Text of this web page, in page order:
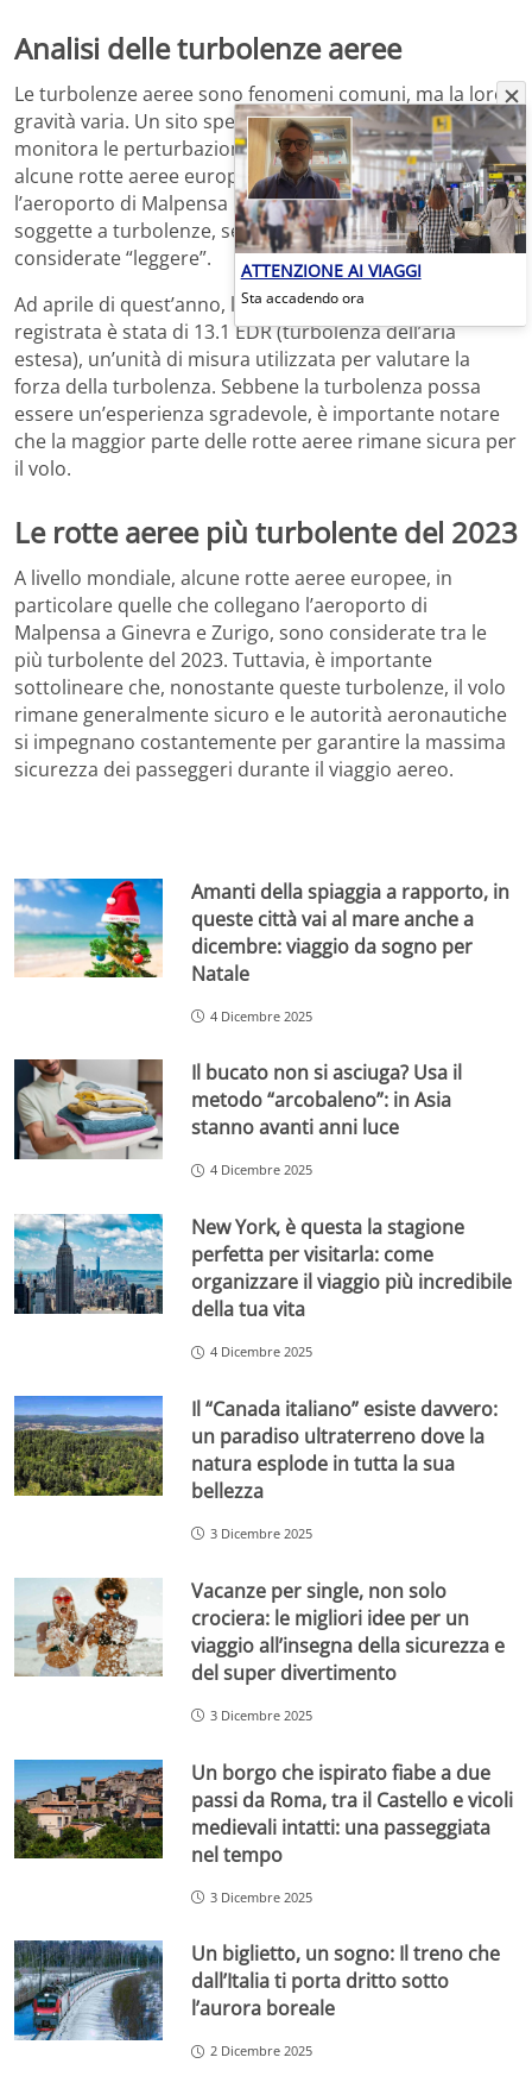
Analisi delle turbolenze aeree
Le turbolenze aeree sono fenomeni comuni, ma la loro
gravità varia. Un sito specializzato, Turbli.com, che
monitora le perturbazioni ad alta quota, ha rivelato che
alcune rotte aeree europee, tra cui quelle da e per
l’aeroporto di Malpensa in Italia, sono tra le più
soggette a turbolenze, sebbene generalmente siano
considerate “leggere”.
Ad aprile di quest’anno, la turbolenza più forte
registrata è stata di 13.1 EDR (turbolenza dell’aria
estesa), un’unità di misura utilizzata per valutare la
forza della turbolenza. Sebbene la turbolenza possa
essere un’esperienza sgradevole, è importante notare
che la maggior parte delle rotte aeree rimane sicura per
il volo.
Le rotte aeree più turbolente del 2023
A livello mondiale, alcune rotte aeree europee, in
particolare quelle che collegano l’aeroporto di
Malpensa a Ginevra e Zurigo, sono considerate tra le
più turbolente del 2023. Tuttavia, è importante
sottolineare che, nonostante queste turbolenze, il volo
rimane generalmente sicuro e le autorità aeronautiche
si impegnano costantemente per garantire la massima
sicurezza dei passeggeri durante il viaggio aereo.
Amanti della spiaggia a rapporto, in
queste città vai al mare anche a
dicembre: viaggio da sogno per
Natale
4 Dicembre 2025
Il bucato non si asciuga? Usa il
metodo “arcobaleno”: in Asia
stanno avanti anni luce
4 Dicembre 2025
New York, è questa la stagione
perfetta per visitarla: come
organizzare il viaggio più incredibile
della tua vita
4 Dicembre 2025
Il “Canada italiano” esiste davvero:
un paradiso ultraterreno dove la
natura esplode in tutta la sua
bellezza
3 Dicembre 2025
Vacanze per single, non solo
crociera: le migliori idee per un
viaggio all’insegna della sicurezza e
del super divertimento
3 Dicembre 2025
Un borgo che ispirato fiabe a due
passi da Roma, tra il Castello e vicoli
medievali intatti: una passeggiata
nel tempo
3 Dicembre 2025
Un biglietto, un sogno: Il treno che
dall’Italia ti porta dritto sotto
l’aurora boreale
2 Dicembre 2025
ATTENZIONE AI VIAGGI
Sta accadendo ora